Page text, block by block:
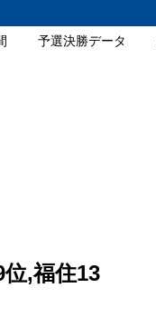
予選決勝データ
,福住13